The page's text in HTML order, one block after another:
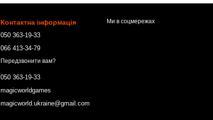
Контактна інформація
050 363-19-33
066 413-34-79
Передзвонити вам?
050 363-19-33
magicworldgames
magicworld.ukraine@gmail.com
Ми в соцмережах